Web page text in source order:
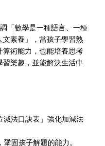
「數學是一種語言、一種
素養」，當孩子學習熟
術能力，也能培養思考
樂趣，並能解決生活中
法口訣表」強化加減法
固孩子解題的能力。